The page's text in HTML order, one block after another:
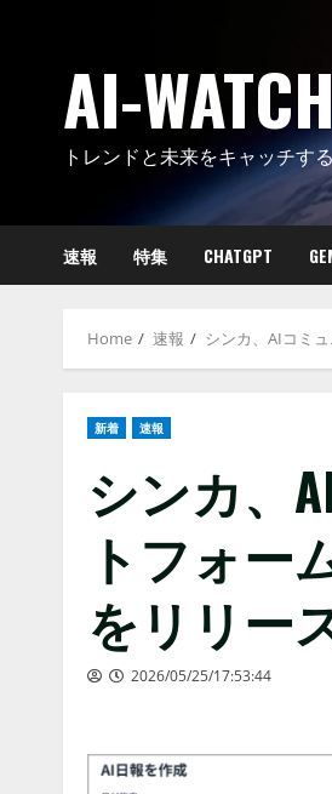
AI-
トレンドと未来をキャッチす
速報 特集 CHATGPT
Home 速報 シンカ、AIコミ
新着 速報
シンカ、
トフォー
をリリー
2026/05/25/17:53:44